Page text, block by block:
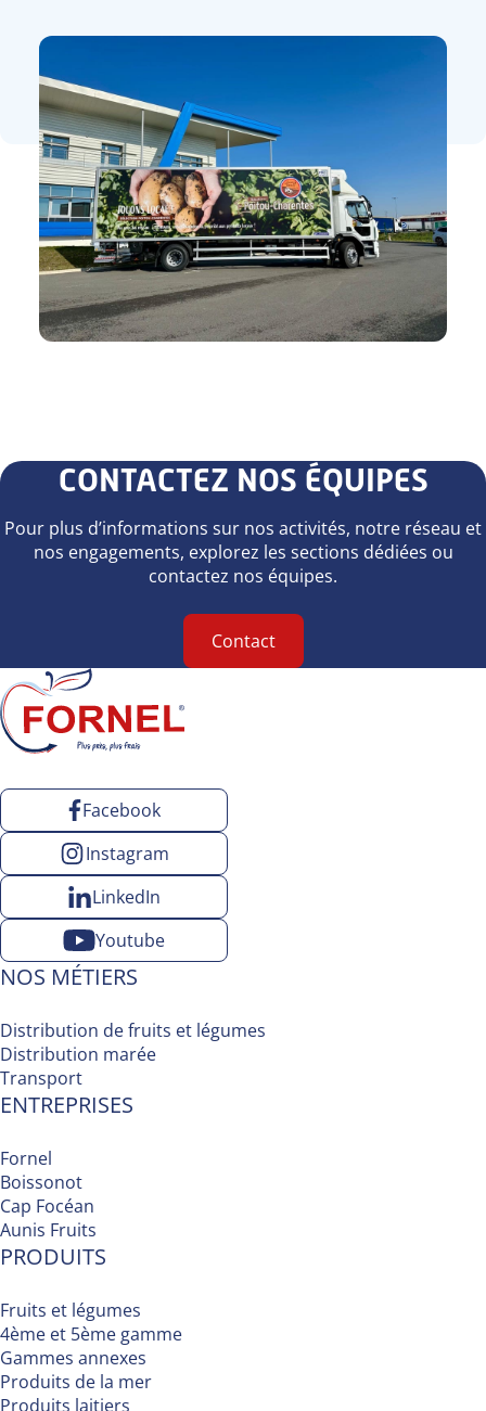
CONTACTEZ NOS ÉQUIPES
Pour plus d’informations sur nos activités, notre réseau et
nos engagements, explorez les sections dédiées ou
contactez nos équipes.
Contact
Facebook
Instagram
LinkedIn
Youtube
NOS MÉTIERS
Distribution de fruits et légumes
Distribution marée
Transport
ENTREPRISES
Fornel
Boissonot
Cap Focéan
Aunis Fruits
PRODUITS
Fruits et légumes
4ème et 5ème gamme
Gammes annexes
Produits de la mer
Produits laitiers